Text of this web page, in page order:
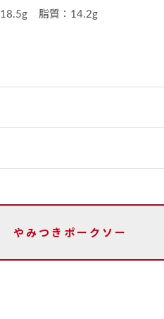
脂質：14.2g
やみつきポークソー